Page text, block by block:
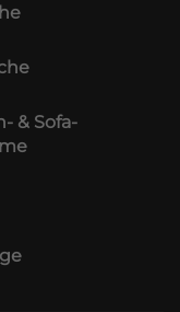
& Sofa-